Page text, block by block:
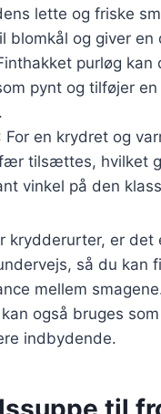
lette og friske
blomkål og giver en
purløg kan
pynt og tilføjer en
For en krydret og
tilsættes, hvilket
vinkel på den
krydderurter, er det
så du kan
mellem
også bruges
indbydende.